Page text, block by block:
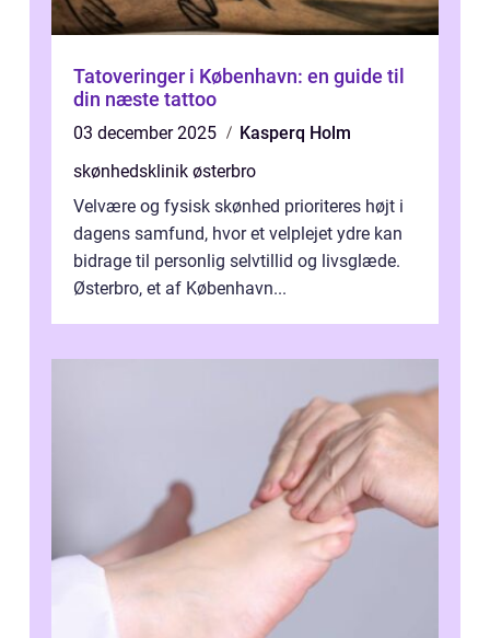
Tatoveringer i København: en guide til
din næste tattoo
03 december 2025
Kasperq Holm
skønhedsklinik østerbro
Velvære og fysisk skønhed prioriteres højt i
dagens samfund, hvor et velplejet ydre kan
bidrage til personlig selvtillid og livsglæde.
Østerbro, et af København...